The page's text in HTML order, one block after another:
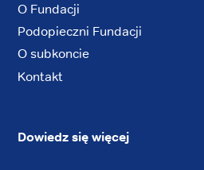
O Fundacji
Podopieczni Fundacji
O subkoncie
Kontakt
Dowiedz się więcej